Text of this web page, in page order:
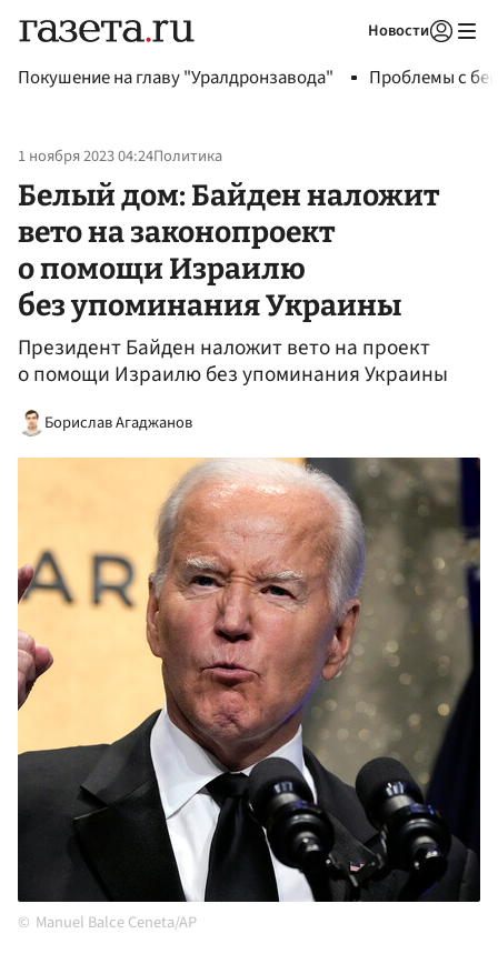
Новости
Покушение на главу "Уралдронзавода" Проблемы с
1 ноября 2023 04:24Политика
Белый дом: Байден наложит
вето на законопроект
о помощи Израилю
без упоминания Украины
Президент Байден наложит вето на проект
о помощи Израилю без упоминания Украины
Борислав Агаджанов
Manuel Balce Ceneta/AP